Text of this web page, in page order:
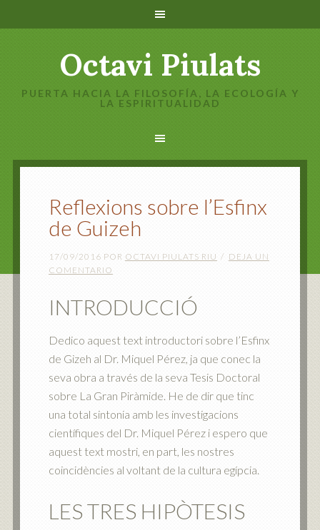
Octavi Piulats
PUERTA HACIA LA FILOSOFÍA, LA ECOLOGÍA Y
LA ESPIRITUALIDAD
Reflexions sobre l’Esfinx
de Guizeh
17/09/2016 POR OCTAVI PIULATS RIU
DEJA UN
COMENTARIO
INTRODUCCIÓ
Dedico aquest text introductori sobre l’Esfinx
de Gizeh al Dr. Miquel Pérez, ja que conec la
seva obra a través de la seva Tesis Doctoral
sobre La Gran Piràmide. He de dir que tinc
una total sintonia amb les investigacions
científiques del Dr. Miquel Pérez i espero que
aquest text mostri, en part, les nostres
coincidències al voltant de la cultura egípcia.
LES TRES HIPÒTESIS